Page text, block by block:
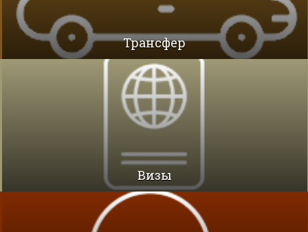
Трансфер
Визы